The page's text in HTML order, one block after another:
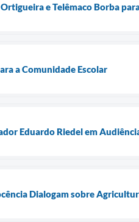
e Telêmaco Borba
a Comunidade Escolar
Eduardo Riedel em
Dialogam sobre